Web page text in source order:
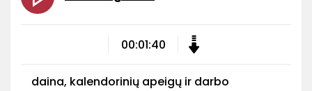
00:01:40
daina, kalendorinių apeigų ir darbo